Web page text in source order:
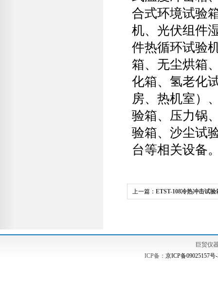
合式环境试验
机、光伏组件
件热循环试验
箱、无尘烘箱
化箱、氢老化
房、热机室）
验箱、压力锅
验箱、沙尘试
台等相关设备
上一篇： ETST-108冷热冲击试
巨贸仪
ICP备： 京ICP备09025157号